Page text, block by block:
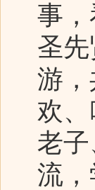
事
圣
游
欢
老
流